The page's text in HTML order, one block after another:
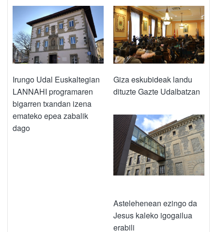
Irungo Udal Euskaltegian
LANNAHI programaren
bigarren txandan izena
emateko epea zabalik
dago
Giza eskubideak landu
dituzte Gazte Udalbatzan
Astelehenean ezingo da
Jesus kaleko igogailua
erabili